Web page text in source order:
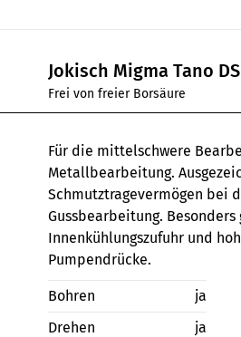
Jokisch Migma Tano
Frei von freier Borsäure
Für die mittelschwere
Metallbearbeitung.
Schmutztragevermögen bei
Gussbearbeitung.
Innenkühlungszufuhr und
Pumpendrücke.
Bohren
ja
Drehen
ja